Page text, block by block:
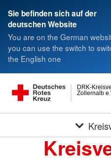
Sie befinden sich auf der
deutschen Website
You are on the German
you can use the switch to
the English one
Zollernalb
DRK-